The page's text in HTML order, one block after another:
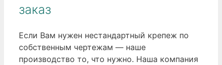
заказ
Если Вам нужен нестандартный крепеж по
собственным чертежам — наше
производство то, что нужно. Наша компания